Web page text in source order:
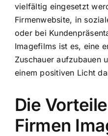
vielfältig eingesetzt
Firmenwebsite, in
oder bei
Imagefilms ist es, eine
Zuschauer aufzubauen
einem positiven Licht
Die
Firmen